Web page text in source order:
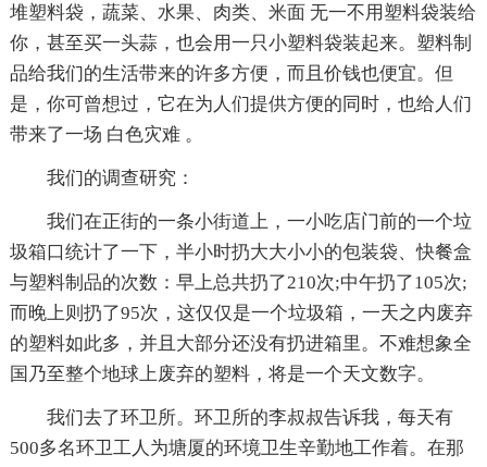
堆塑料袋，蔬菜、水果、肉类、米面 无一不用塑料袋装给
你，甚至买一头蒜，也会用一只小塑料袋装起来。塑料制
品给我们的生活带来的许多方便，而且价钱也便宜。但
是，你可曾想过，它在为人们提供方便的同时，也给人们
带来了一场 白色灾难 。
我们的调查研究：
我们在正街的一条小街道上，一小吃店门前的一个垃
圾箱口统计了一下，半小时扔大大小小的包装袋、快餐盒
与塑料制品的次数：早上总共扔了210次;中午扔了105次;
而晚上则扔了95次，这仅仅是一个垃圾箱，一天之内废弃
的塑料如此多，并且大部分还没有扔进箱里。不难想象全
国乃至整个地球上废弃的塑料，将是一个天文数字。
我们去了环卫所。环卫所的李叔叔告诉我，每天有
500多名环卫工人为塘厦的环境卫生辛勤地工作着。在那